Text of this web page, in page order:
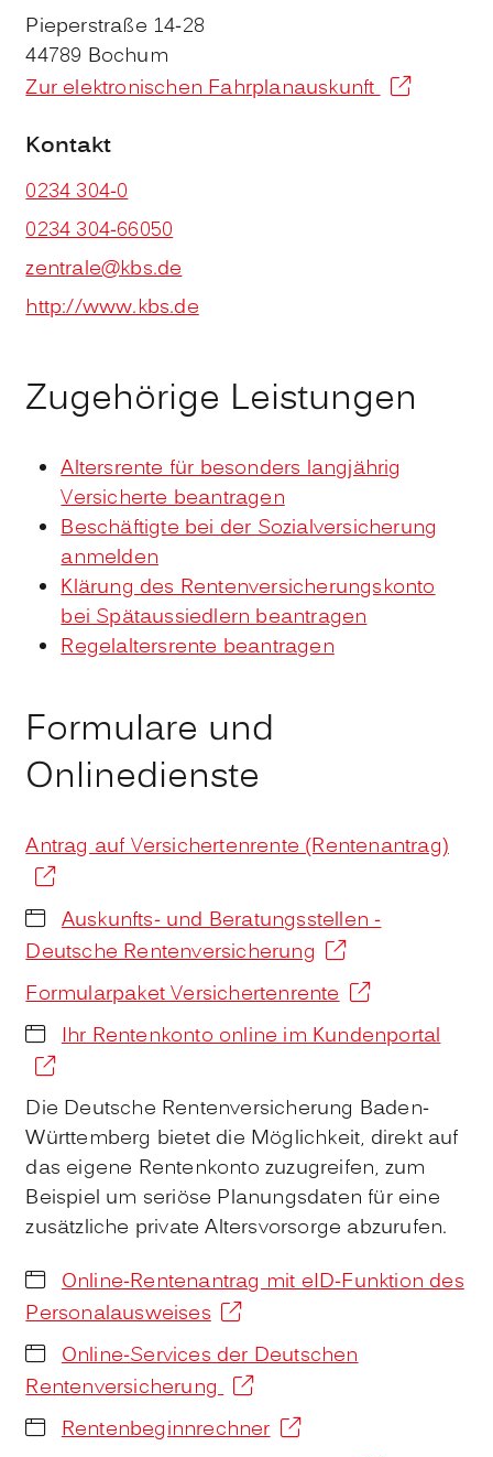
Pieperstraße 14-28
44789 Bochum
Zur elektronischen Fahrplanauskunft
Kontakt
0234 304-0
0234 304-66050
zentrale@kbs.de
http://www.kbs.de
Zugehörige Leistungen
Altersrente für besonders langjährig
Versicherte beantragen
Beschäftigte bei der Sozialversicherung
anmelden
Klärung des Rentenversicherungskonto
bei Spätaussiedlern beantragen
Regelaltersrente beantragen
Formulare und
Onlinedienste
Antrag auf Versichertenrente (Rentenantrag)
Auskunfts- und Beratungsstellen -
Deutsche Rentenversicherung
Formularpaket Versichertenrente
Ihr Rentenkonto online im Kundenportal
Die Deutsche Rentenversicherung Baden-
Württemberg bietet die Möglichkeit, direkt auf
das eigene Rentenkonto zuzugreifen, zum
Beispiel um seriöse Planungsdaten für eine
zusätzliche private Altersvorsorge abzurufen.
Online-Rentenantrag mit eID-Funktion des
Personalausweises
Online-Services der Deutschen
Rentenversicherung
Rentenbeginnrechner